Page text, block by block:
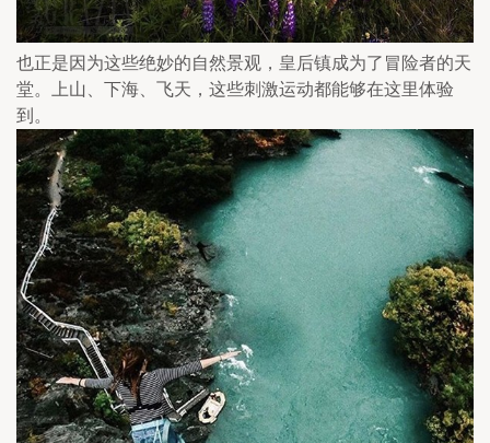
也正是因为这些绝妙的自然景观，皇后镇成为了冒险者的天
堂。上山、下海、飞天，这些刺激运动都能够在这里体验
到。